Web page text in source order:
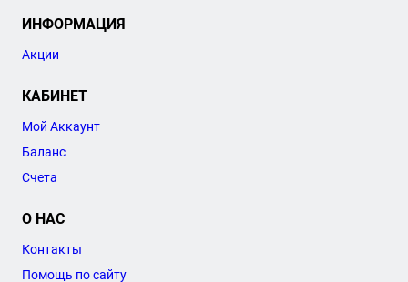
ИНФОРМАЦИЯ
Акции
КАБИНЕТ
Мой Аккаунт
Баланс
Счета
О НАС
Контакты
Помощь по сайту